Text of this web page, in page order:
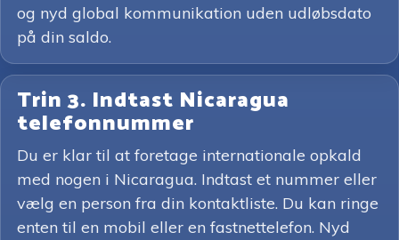
og nyd global kommunikation uden udløbsdato
på din saldo.
Trin 3. Indtast Nicaragua
telefonnummer
Du er klar til at foretage internationale opkald
med nogen i Nicaragua. Indtast et nummer eller
vælg en person fra din kontaktliste. Du kan ringe
enten til en mobil eller en fastnettelefon. Nyd